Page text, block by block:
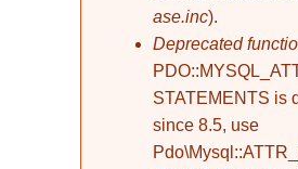
ase.inc).
Deprecated
STATEMENTS is
since 8.5, use